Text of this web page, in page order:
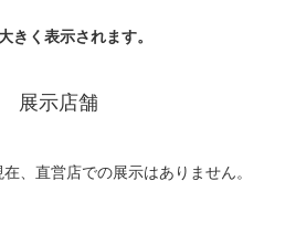
きく表示されます。
展示店舗
、直営店での展示はありません。